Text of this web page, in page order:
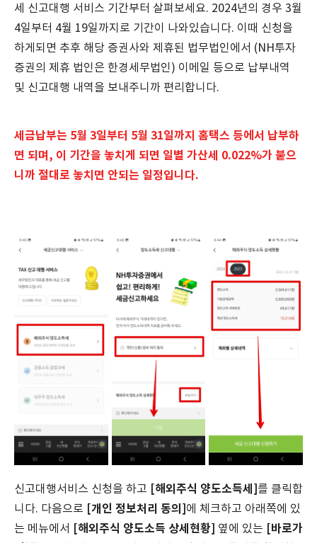
세 신고대행 서비스 기간부터 살펴보세요. 2024년의 경우 3월
4일부터 4월 19일까지로 기간이 나와있습니다. 이때 신청을
하게되면 추후 해당 증권사와 제휴된 법무법인에서 (NH투자
증권의 제휴 법인은 한경세무법인) 이메일 등으로 납부내역
및 신고대행 내역을 보내주니까 편리합니다.
세금납부는 5월 3일부터 5월 31일까지 홈택스 등에서 납부하
면 되며, 이 기간을 놓치게 되면 일별 가산세 0.022%가 붙으
니까 절대로 놓치면 안되는 일정입니다.
신고대행서비스 신청을 하고 [해외주식 양도소득세] 를 클릭합
니다. 다음으로 [개인 정보처리 동의] 에 체크하고 아래쪽에 있
는 메뉴에서 [해외주식 양도소득 상세현황] 옆에 있는 [바로가